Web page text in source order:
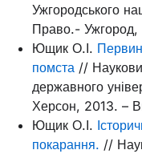
Ужгородського
Право.-
Ющик О.І.
помста //
державного
Херсон, 2013. –
Ющик О.І.
покарання. //